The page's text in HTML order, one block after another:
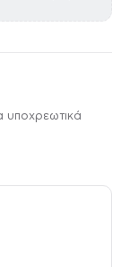
υποχρεωτικά